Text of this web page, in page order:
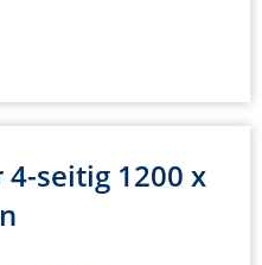
seitig 1200 x